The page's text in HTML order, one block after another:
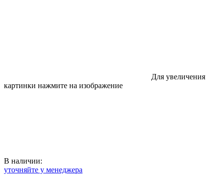
Для увеличения
картинки нажмите на изображение
В наличии:
уточняйте у менеджера